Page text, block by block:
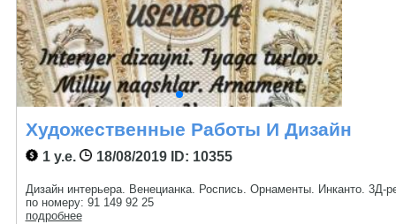
Художественные Работы И Дизайн
1 у.е. 18/08/2019ID: 10355
Дизайн интерьера. Венецианка. Роспись. Орнаменты. Инканто. 3Д-
по номеру: 91 149 92 25
подробнее